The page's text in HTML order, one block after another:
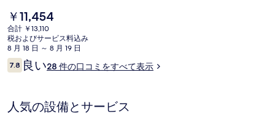
の
写
真
ギ
ラ
現
在
の
料
金
は
す
￥11,454
合計 ￥13,110
税およびサービス料込み
8 月 18 日 ～ 8 月 19 日
口
コ
7.810段階中7.8
良い28 件の口コミをすべて表示
人気の設備とサービス